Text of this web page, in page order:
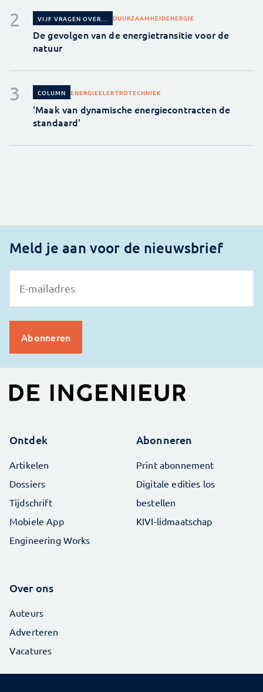
VIJF VRAGEN OVER... DUURZAAMHEIDENERGIE
De gevolgen van de energietransitie voor de
natuur
COLUMN ENERGIEELEKTROTECHNIEK
'Maak van dynamische energiecontracten de
standaard'
Meld je aan voor de nieuwsbrief
Ontdek
Artikelen
Dossiers
Tijdschrift
Mobiele App
Engineering Works
Abonneren
Print abonnement
Digitale edities los
bestellen
KIVI-lidmaatschap
Over ons
Auteurs
Adverteren
Vacatures